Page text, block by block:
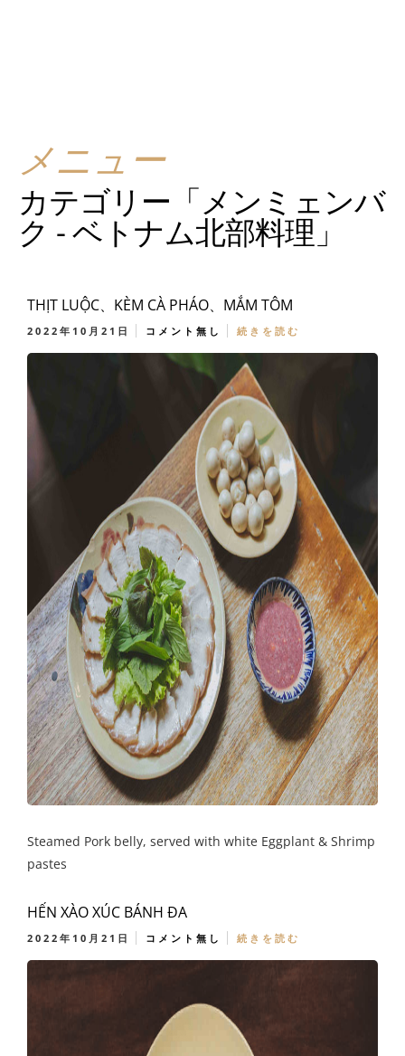
メニュー
カテゴリー「メンミェンバ
ク - ベトナム北部料理」
THỊT LUỘC、KÈM CÀ PHÁO、MẮM TÔM
2022年10月21日 コメント無し 続きを読む
Steamed Pork belly, served with white Eggplant & Shrimp
pastes
HẾN XÀO XÚC BÁNH ĐA
2022年10月21日 コメント無し 続きを読む